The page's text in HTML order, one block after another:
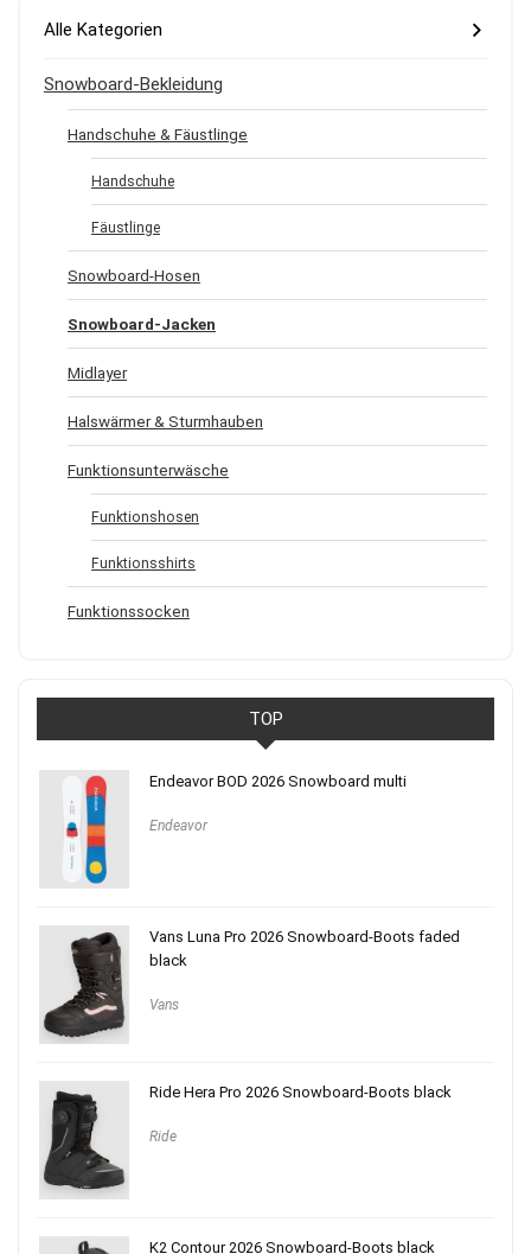
Alle Kategorien
Snowboard-Bekleidung
Handschuhe & Fäustlinge
Handschuhe
Fäustlinge
Snowboard-Hosen
Snowboard-Jacken
Midlayer
Halswärmer & Sturmhauben
Funktionsunterwäsche
Funktionshosen
Funktionsshirts
Funktionssocken
TOP
Endeavor BOD 2026 Snowboard multi
Endeavor
Vans Luna Pro 2026 Snowboard-Boots faded
black
Vans
Ride Hera Pro 2026 Snowboard-Boots black
Ride
K2 Contour 2026 Snowboard-Boots black